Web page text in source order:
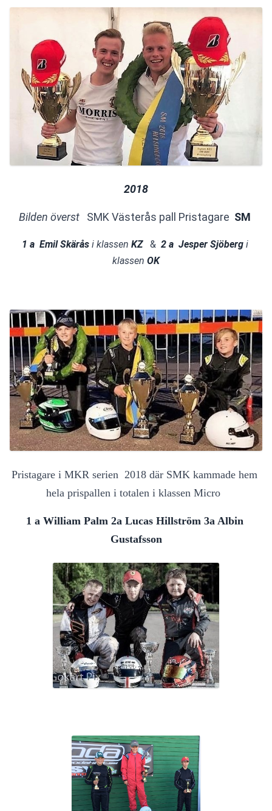
2018
Bilden överst SMK Västerås pall Pristagare SM
1 a  Emil Skärås i klassen KZ & 2 a  Jesper Sjöberg i
klassen OK
Pristagare i MKR serien  2018 där SMK kammade hem
hela prispallen i totalen i klassen Micro
1 a William Palm 2a Lucas Hillström 3a Albin
Gustafsson